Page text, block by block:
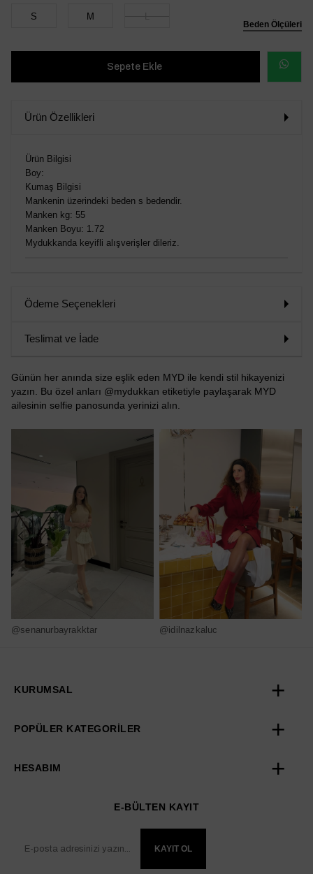
Beden Ölçüleri
S M
SİPARİŞ
Ürün Özellikleri
Ürün Bilgisi
Boy:
Kumaş Bilgisi
Mankenin üzerindeki beden s bedendir.
Manken kg: 55
Manken Boyu: 1.72
Mydukkanda keyifli alışverişler dileriz.
Ödeme Seçenekleri
Teslimat ve İade
Günün her anında size eşlik eden MYD ile kendi stil hikayenizi
yazın. Bu özel anları @mydukkan etiketiyle paylaşarak MYD
ailesinin selfie panosunda yerinizi alın.
@senanurbayrakktar @idilnazkaluc
KURUMSAL
POPÜLER KATEGORİLER
HESABIM
E-BÜLTEN KAYIT
KAYIT OL